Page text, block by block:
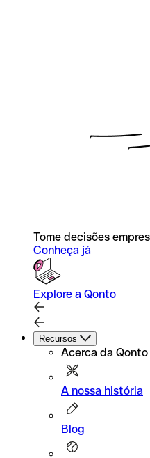
Tome decisões
Conheça já
Explore a Qonto
Recursos
Acerca da Qonto
A nossa história
Blog